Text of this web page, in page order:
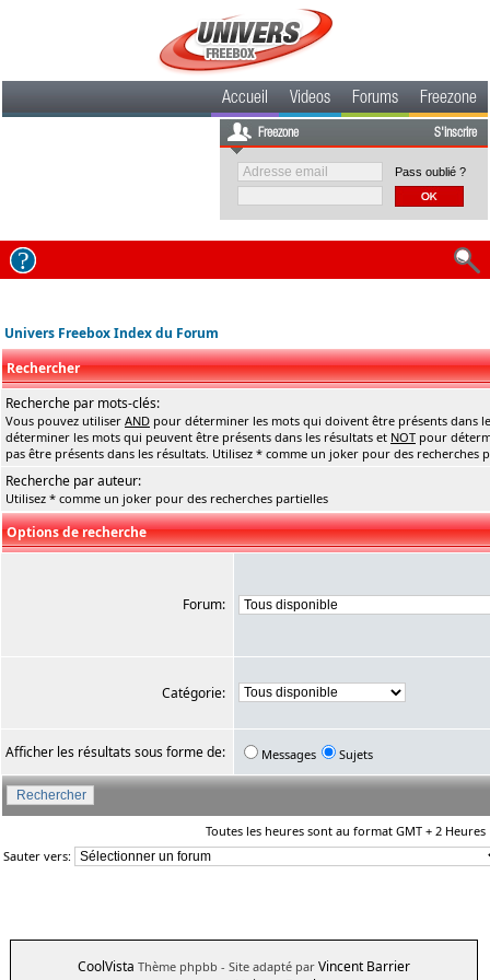
Accueil Videos Forums Freezone
Freezone S'inscrire
Pass oublié ?
Univers Freebox Index du Forum
Rechercher
Recherche par mots-clés:
Vous pouvez utiliser AND pour déterminer les mots qui doivent être présents dans
déterminer les mots qui peuvent être présents dans les résultats et NOT pour
pas être présents dans les résultats. Utilisez * comme un joker pour des recherches
Recherche par auteur:
Utilisez * comme un joker pour des recherches partielles
Options de recherche
Forum:
Catégorie:
Afficher les résultats sous forme de: Messages Sujets
Toutes les heures sont au format GMT + 2 Heures
Sauter vers:
CoolVista Thème phpbb - Site adapté par Vincent Barrier